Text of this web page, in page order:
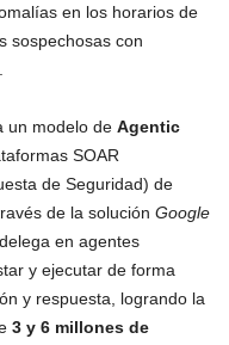
en los horarios de
sospechosas con
un modelo de Agentic
SOAR
de Seguridad) de
de la solución Google
en agentes
y ejecutar de forma
y respuesta, logrando la
3 y 6 millones de